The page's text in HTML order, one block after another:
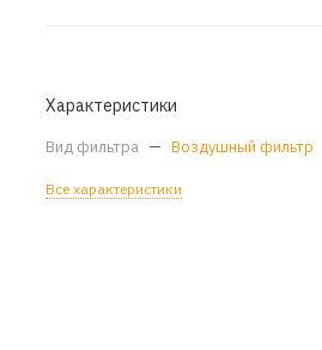
Характеристики
Вид фильтра — Воздушный фильтр
Все характеристики